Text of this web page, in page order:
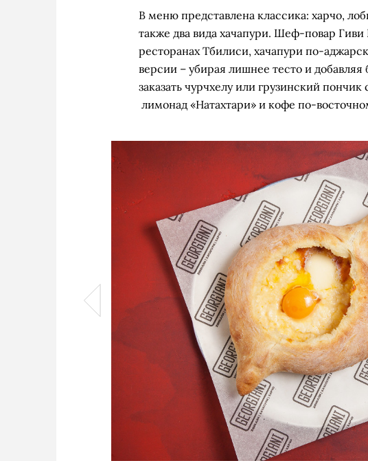
В меню представлена классика: харчо,
также два вида хачапури. Шеф-повар
ресторанах Тбилиси, хачапури по-
версии – убирая лишнее тесто и
заказать чурчхелу или грузинский
лимонад «Натахтари» и кофе по-